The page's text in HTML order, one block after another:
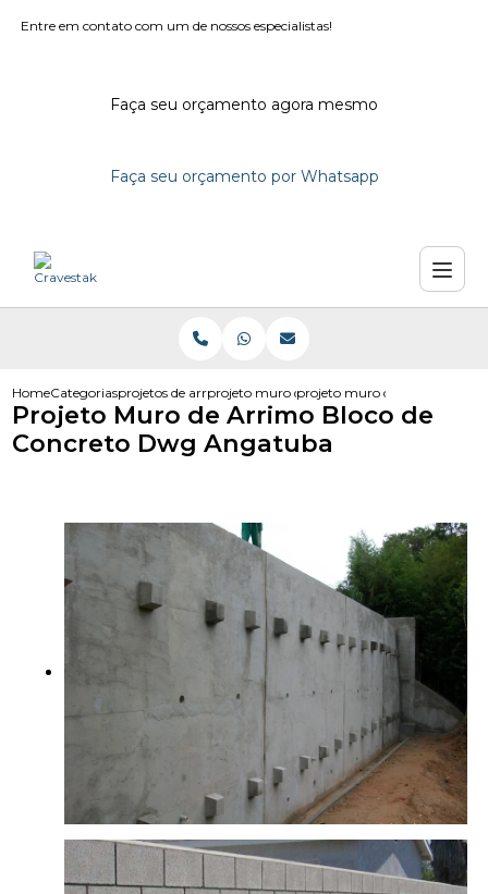
Entre em contato com um de nossos especialistas!
Faça seu orçamento agora mesmo
Faça seu orçamento por Whatsapp
HomeCategoriasprojetos de arrimoprojeto muro de arrimo dwgprojeto muro de arrimo bloco
Projeto Muro de Arrimo Bloco de
Concreto Dwg Angatuba